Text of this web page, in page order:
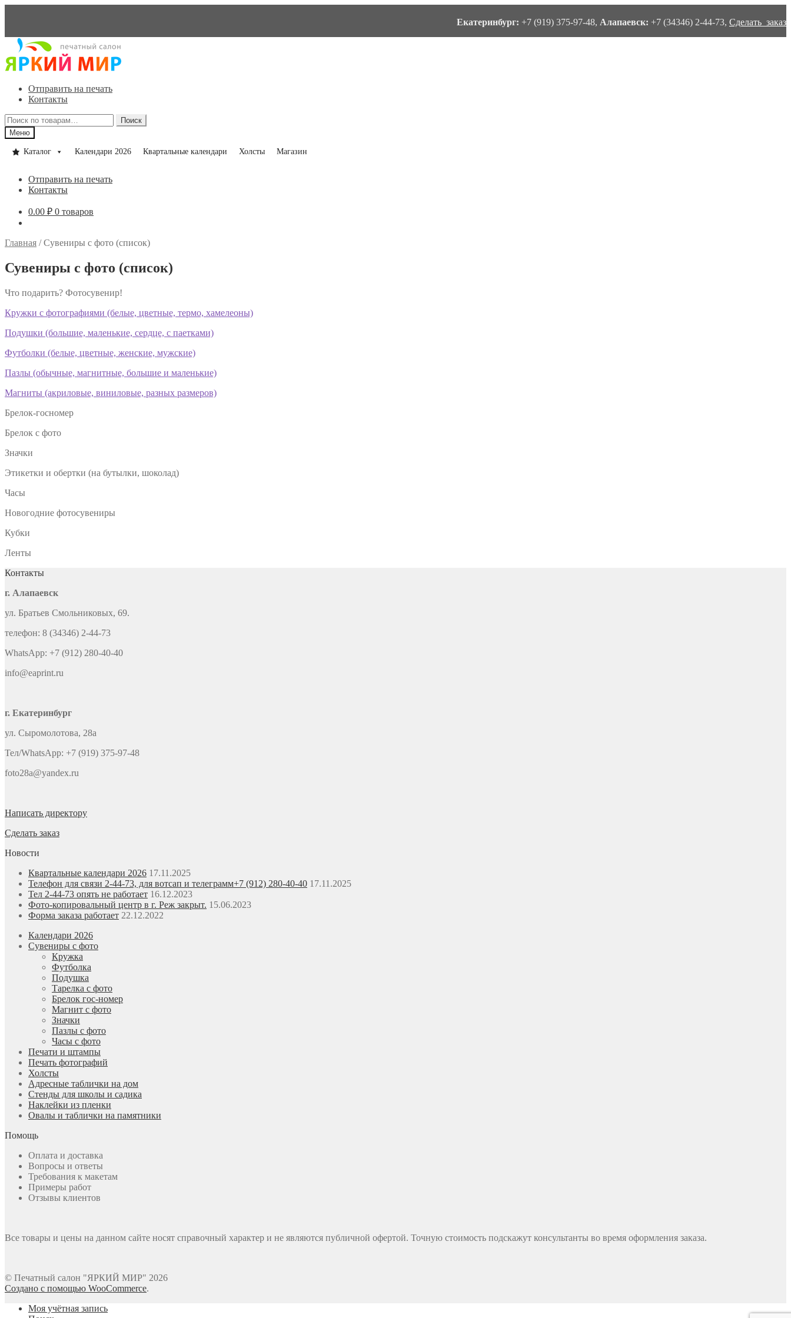
Екатеринбург: +7 (919) 375-97-48, Алапаевск: +7 (34346) 2-44-73, Сделать заказ
Перейти
навигации
Перейти
содержимому
Отправить на печать
Контакты
Искать:
Поиск
Меню
Каталог Календари 2026 Квартальные календари Холсты Магазин
Отправить на печать
Контакты
0.00 ₽ 0 товаров
Главная /Сувениры с фото (список)
Сувениры с фото (список)
Что подарить? Фотосувенир!
Кружки с фотографиями (белые, цветные, термо, хамелеоны)
Подушки (большие, маленькие, сердце, с паетками)
Футболки (белые, цветные, женские, мужские)
Пазлы (обычные, магнитные, большие и маленькие)
Магниты (акриловые, виниловые, разных размеров)
Брелок-госномер
Брелок с фото
Значки
Этикетки и обертки (на бутылки, шоколад)
Часы
Новогодние фотосувениры
Кубки
Ленты
Контакты
г. Алапаевск
ул. Братьев Смольниковых, 69.
телефон: 8 (34346) 2-44-73
WhatsApp: +7 (912) 280-40-40
info@eaprint.ru
г. Екатеринбург
ул. Сыромолотова, 28а
Тел/WhatsApp: +7 (919) 375-97-48
foto28a@yandex.ru
Написать директору
Сделать заказ
Новости
Квартальные календари 2026 17.11.2025
Телефон для связи 2-44-73, для вотсап и телеграмм+7 (912) 280-40-40 17.11.2025
Тел 2-44-73 опять не работает 16.12.2023
Фото-копировальный центр в г. Реж закрыт. 15.06.2023
Форма заказа работает 22.12.2022
Календари 2026
Сувениры с фото
Кружка
Футболка
Подушка
Тарелка с фото
Брелок гос-номер
Магнит с фото
Значки
Пазлы с фото
Часы с фото
Печати и штампы
Печать фотографий
Холсты
Адресные таблички на дом
Стенды для школы и садика
Наклейки из пленки
Овалы и таблички на памятники
Помощь
Оплата и доставка
Вопросы и ответы
Требования к макетам
Примеры работ
Отзывы клиентов
Все товары и цены на данном сайте носят справочный характер и не являются публичной офертой. Точную стоимость подскажут консультанты во время оформления заказа.
© Печатный салон "ЯРКИЙ МИР" 2026
Создано с помощью WooCommerce.
Моя учётная запись